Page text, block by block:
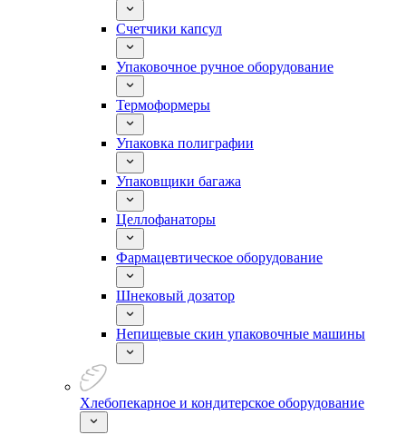
Счетчики капсул
Упаковочное ручное оборудование
Термоформеры
Упаковка полиграфии
Упаковщики багажа
Целлофанаторы
Фармацевтическое оборудование
Шнековый дозатор
Непищевые скин упаковочные машины
Хлебопекарное и кондитерское оборудование